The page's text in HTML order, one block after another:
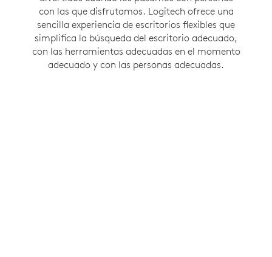
con las que disfrutamos. Logitech ofrece una
sencilla experiencia de escritorios flexibles que
simplifica la búsqueda del escritorio adecuado,
con las herramientas adecuadas en el momento
adecuado y con las personas adecuadas.